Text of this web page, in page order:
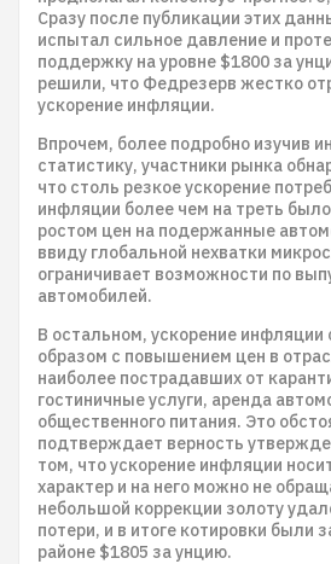
Сразу после публикации этих
испытал сильное давление и
поддержку на уровне $1800 за
решили, что Федрезерв жестко
ускорение инфляции.
Впрочем, более подробно изучив
статистику, участники рынка
что столь резкое ускорение
инфляции более чем на треть
ростом цен на подержанные
ввиду глобальной нехватки
ограничивает возможности по
автомобилей.
В остальном, ускорение инфляции
образом с повышением цен в
наиболее пострадавших от
гостиничные услуги, аренда
общественного питания. Это
подтверждает верность
том, что ускорение инфляции
характер и на него можно не
небольшой коррекции золоту
потери, и в итоге котировки были
районе $1805 за унцию.